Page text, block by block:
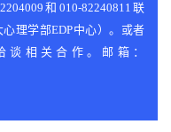
和010-82240811联
理学部EDP中心）。或者
谈相关合作。邮箱：